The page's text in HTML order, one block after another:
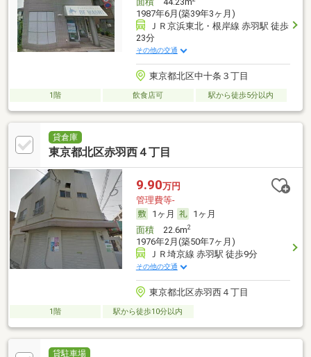
1987年6月(築39年3ヶ月)
ＪＲ京浜東北・根岸線 赤羽駅 徒歩
23分
その他の交通
東京都北区中十条３丁目
1階 飲食店可 駅から徒歩5分以内
貸倉庫
東京都北区赤羽西４丁目
9.90万円
管理費等-
1ヶ月
1ヶ月
面積22.6m2
1976年2月(築50年7ヶ月)
ＪＲ埼京線 赤羽駅 徒歩9分
その他の交通
東京都北区赤羽西４丁目
1階 駅から徒歩10分以内
貸駐車場